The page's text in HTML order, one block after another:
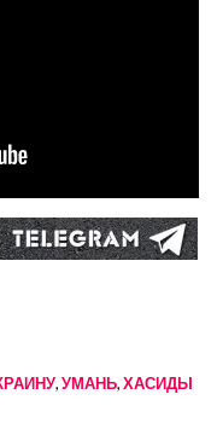
, УМАНЬ, ХАСИДЫ